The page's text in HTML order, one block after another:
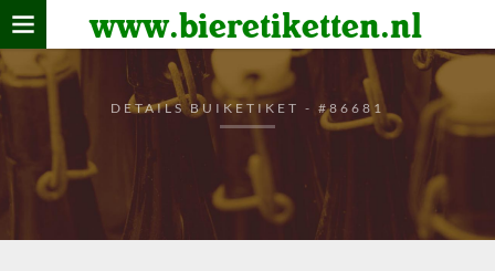
www.bieretiketten.nl
Home
verzamelen
De bierkaart
Bezoekers
DETAILS BUIKETIKET - #86681